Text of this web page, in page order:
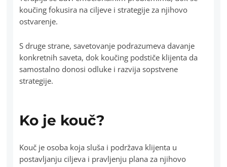
koučing fokusira na ciljeve i strategije za njihovo
ostvarenje.
S druge strane, savetovanje podrazumeva davanje
konkretnih saveta, dok koučing podstiče klijenta da
samostalno donosi odluke i razvija sopstvene
strategije.
Ko je kouč?
Kouč je osoba koja sluša i podržava klijenta u
postavljanju ciljeva i pravljenju plana za njihovo